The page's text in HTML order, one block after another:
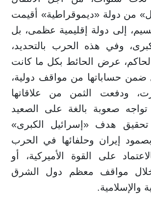
من دولة «ديموقراطية» أقيمت
إلى دولة إقليمية عظمى، بل
وفي هذه الحرب بالتحديد،
عرض الحائط بكل ما كانت
ضمن حساباتها من مواقف دولية،
ودفعت الثمن من علاقاتها
تواجه صعوبة بالغة على الصعيد
تحقيق هدف «إسرائيل الكبرى»
بصمود إيران وحلفائها في الحرب
على القوة الأميركية، أو
مواقف معظم دول الشرق
والإسلامية.